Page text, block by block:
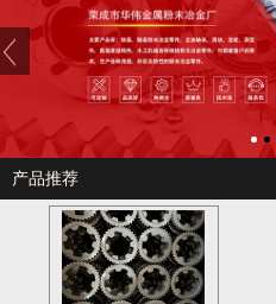
产品推荐